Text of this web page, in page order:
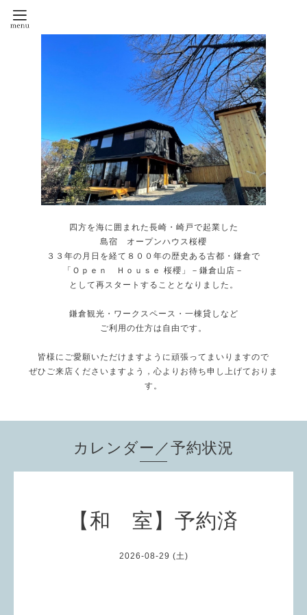
四方を海に囲まれた長崎・崎戸で起業した
島宿 オープンハウス桜櫻
３３年の月日を経て８００年の歴史ある古都・鎌倉で
「Ｏｐｅｎ Ｈｏｕｓｅ 桜櫻」－鎌倉山店－
として再スタートすることとなりました。
鎌倉観光・ワークスペース・一棟貸しなど
ご利用の仕方は自由です。
皆様にご愛願いただけますように頑張ってまいりますので
ぜひご来店くださいますよう，心よりお待ち申し上げておりま
す。
カレンダー／予約状況
【和 室】予約済
2026-08-29 (土)